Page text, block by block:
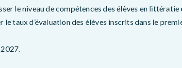
le niveau de compétences des élèves en littératie
le taux d’évaluation des élèves inscrits dans le